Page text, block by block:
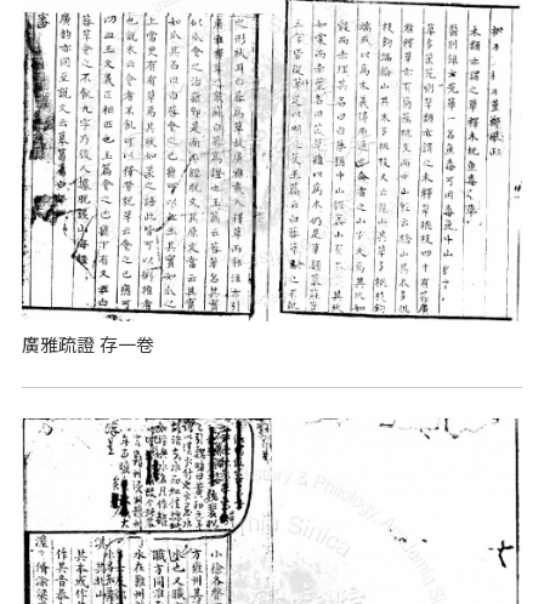
廣雅疏證 存一卷